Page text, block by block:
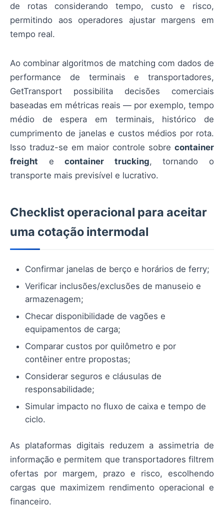
de rotas considerando tempo, custo e risco,
permitindo aos operadores ajustar margens em
tempo real.
Ao combinar algoritmos de matching com dados de
performance de terminais e transportadores,
GetTransport possibilita decisões comerciais
baseadas em métricas reais — por exemplo, tempo
médio de espera em terminais, histórico de
cumprimento de janelas e custos médios por rota.
Isso traduz-se em maior controle sobre container
freight econtainer trucking, tornando o
transporte mais previsível e lucrativo.
Checklist operacional para aceitar
uma cotação intermodal
Confirmar janelas de berço e horários de ferry;
Verificar inclusões/exclusões de manuseio e
armazenagem;
Checar disponibilidade de vagões e
equipamentos de carga;
Comparar custos por quilômetro e por
contêiner entre propostas;
Considerar seguros e cláusulas de
responsabilidade;
Simular impacto no fluxo de caixa e tempo de
ciclo.
As plataformas digitais reduzem a assimetria de
informação e permitem que transportadores filtrem
ofertas por margem, prazo e risco, escolhendo
cargas que maximizem rendimento operacional e
financeiro.